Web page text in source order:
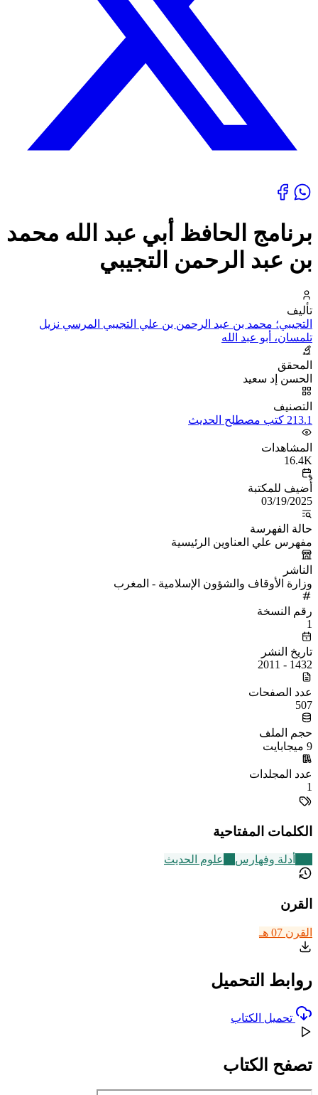
برنامج الحافظ أبي عبد الله محمد
بن عبد الرحمن التجيبي
تأليف
التجيبي؛ محمد بن عبد الرحمن بن علي التجيبي المرسي نزيل
تلمسان، أبو عبد الله
المحقق
الحسن إد سعيد
التصنيف
213.1 كتب مصطلح الحديث
المشاهدات
16.4K
أُضيف للمكتبة
03/19/2025
حالة الفهرسة
مفهرس علي العناوين الرئيسية
الناشر
وزارة الأوقاف والشؤون الإسلامية - المغرب
رقم النسخة
1
تاريخ النشر
1432 - 2011
عدد الصفحات
507
حجم الملف
9 ميجابايت
عدد المجلدات
1
الكلمات المفتاحية
أدلة وفهارس علوم الحديث
القرن
القرن 07 هـ
روابط التحميل
تحميل الكتاب
تصفح الكتاب